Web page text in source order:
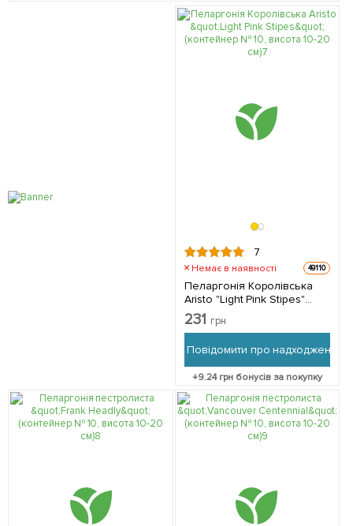
7
Немає в наявності 49110
Пеларгонія Королівська
Aristo "Light Pink Stipes"
(контейнер № 10, висота
10-20 см) 1 саджанець в
231 грн
Повідомити про надходження
+9.24грн бонусів за покупку